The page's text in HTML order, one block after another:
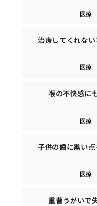
医療
治療してくれな
医療
喉の不快感に
医療
子供の歯に黒い
医療
重曹うがいで